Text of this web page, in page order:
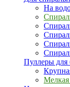
На
Пуллеры для
Мелкая